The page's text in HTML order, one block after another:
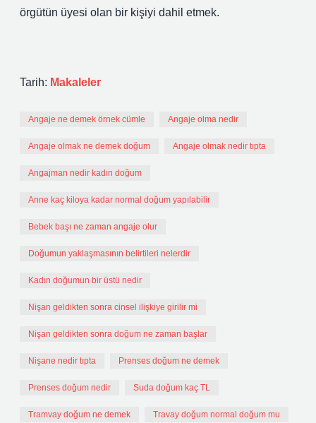
örgütün üyesi olan bir kişiyi dahil etmek.
Tarih: Makaleler
Angaje ne demek örnek cümle Angaje olma nedir
Angaje olmak ne demek doğum Angaje olmak nedir tıpta
Angajman nedir kadın doğum
Anne kaç kiloya kadar normal doğum yapılabilir
Bebek başı ne zaman angaje olur
Doğumun yaklaşmasının belirtileri nelerdir
Kadın doğumun bir üstü nedir
Nişan geldikten sonra cinsel ilişkiye girilir mi
Nişan geldikten sonra doğum ne zaman başlar
Nişane nedir tıpta Prenses doğum ne demek
Prenses doğum nedir Suda doğum kaç TL
Tramvay doğum ne demek Travay doğum normal doğum mu